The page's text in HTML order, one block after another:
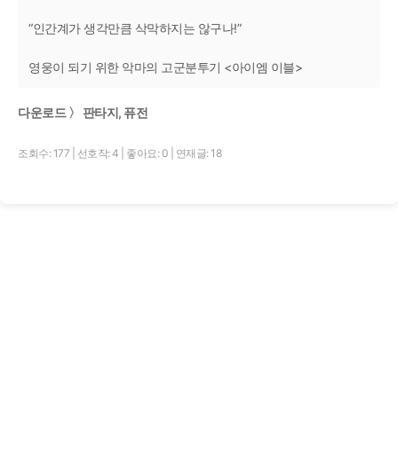
“인간계가 생각만큼 삭막하지는 않구나!”
영웅이 되기 위한 악마의 고군분투기 <아이엠 이블>
다운로드 〉 판타지, 퓨전
조회수: 177 선호작: 4 좋아요: 0 연재글: 18